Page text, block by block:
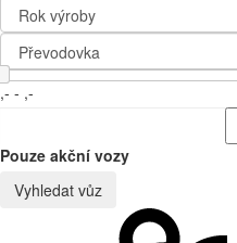
,- - ,-
Pouze akční vozy
Vyhledat vůz